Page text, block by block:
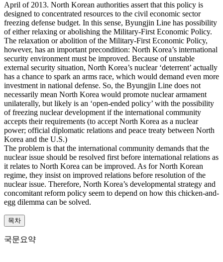
April of 2013. North Korean authorities assert that this policy is
designed to concentrated resources to the civil economic sector
freezing defense budget. In this sense, Byungjin Line has possibility
of either relaxing or abolishing the Military-First Economic Policy.
The relaxation or abolition of the Military-First Economic Policy,
however, has an important precondition: North Korea’s international
security environment must be improved. Because of unstable
external security situation, North Korea’s nuclear ‘deterrent’ actually
has a chance to spark an arms race, which would demand even more
investment in national defense. So, the Byungjin Line does not
necessarily mean North Korea would promote nuclear armament
unilaterally, but likely is an ‘open-ended policy’ with the possibility
of freezing nuclear development if the international community
accepts their requirements (to accept North Korea as a nuclear
power; official diplomatic relations and peace treaty between North
Korea and the U.S.)
The problem is that the international community demands that the
nuclear issue should be resolved first before international relations as
it relates to North Korea can be improved. As for North Korean
regime, they insist on improved relations before resolution of the
nuclear issue. Therefore, North Korea’s developmental strategy and
concomitant reform policy seem to depend on how this chicken-and-
egg dilemma can be solved.
목차
국문요약